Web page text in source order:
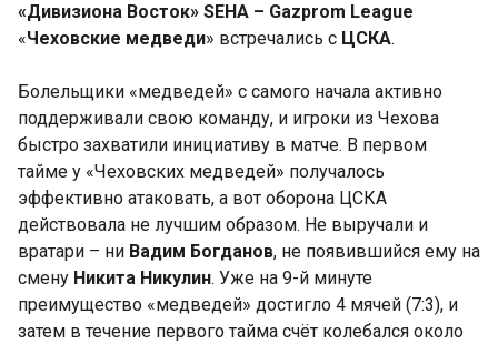
«Дивизиона Восток» SEHA – Gazprom League
«Чеховские медведи» встречались с ЦСКА.
Болельщики «медведей» с самого начала активно
поддерживали свою команду, и игроки из Чехова
быстро захватили инициативу в матче. В первом
тайме у «Чеховских медведей» получалось
эффективно атаковать, а вот оборона ЦСКА
действовала не лучшим образом. Не выручали и
вратари – ни Вадим Богданов, не появившийся ему на
смену Никита Никулин. Уже на 9-й минуте
преимущество «медведей» достигло 4 мячей (7:3), и
затем в течение первого тайма счёт колебался около